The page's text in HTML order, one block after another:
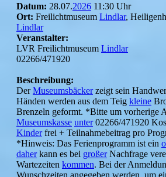
Datum: 28.07.2026 11:30 Uhr
Ort: Freilichtmuseum Lindlar,
Lindlar
Veranstalter:
LVR Freilichtmuseum Lindlar
02266/471920
Beschreibung:
DerMuseumsbäckerzeigt sein
Händen werden aus dem Teig kleine
Brenzeln geformt. *Bitte um vorherige
Museumskasse unter02266/471920
Kinderfrei + Teilnahmebeitrag pro
*Hinweis: Das Ferienprogramm ist ein
daherkann es bei großerNachfrage
Wartezeiten kommen. Bei der
Wunschzeiten angegeben werden, um